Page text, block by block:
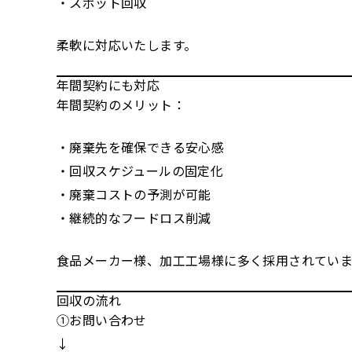
柔軟に対応いたします。
年間契約にも対応
年間契約のメリット：
・廃棄先を確保できる安心感
・回収スケジュールの固定化
・廃棄コストの予測が可能
・継続的なフードロス削減
食品メーカー様、加工工場様に多く採用されてい
回収の流れ
①お問い合わせ
↓